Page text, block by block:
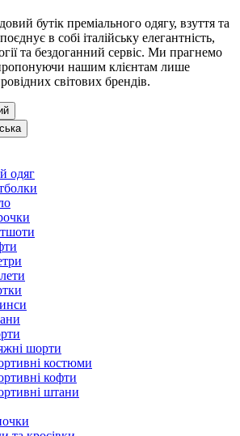
бутік преміального одягу, взуття та
в собі італійську елегантність,
та бездоганний сервіс. Ми прагнемо
нашим клієнтам лише
світових брендів.
одяг
шорти
костюми
кофти
штани